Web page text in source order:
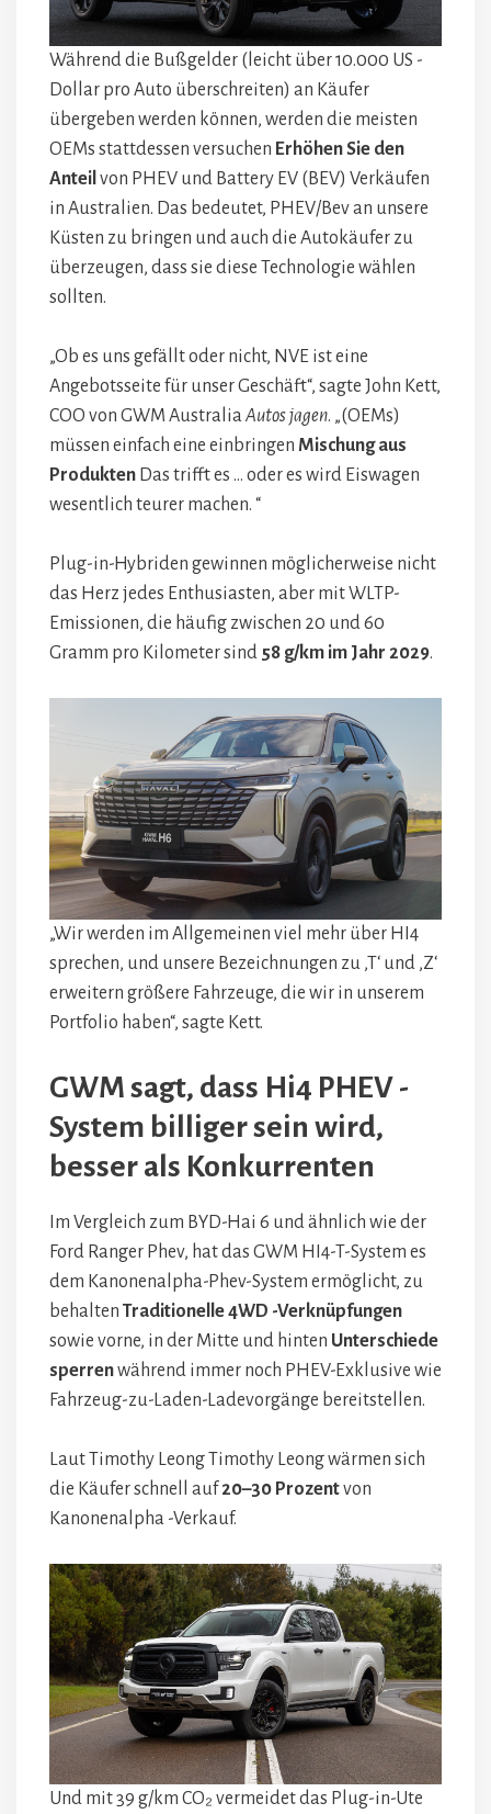
Während die Bußgelder (leicht über 10.000 US -
Dollar pro Auto überschreiten) an Käufer
übergeben werden können, werden die meisten
OEMs stattdessen versuchen Erhöhen Sie den
Anteil von PHEV und Battery EV (BEV) Verkäufen
in Australien. Das bedeutet, PHEV/Bev an unsere
Küsten zu bringen und auch die Autokäufer zu
überzeugen, dass sie diese Technologie wählen
sollten.
„Ob es uns gefällt oder nicht, NVE ist eine
Angebotsseite für unser Geschäft“, sagte John Kett,
COO von GWM AustraliaAutos jagen. „(OEMs)
müssen einfach eine einbringen Mischung aus
Produkten Das trifft es … oder es wird Eiswagen
wesentlich teurer machen. “
Plug-in-Hybriden gewinnen möglicherweise nicht
das Herz jedes Enthusiasten, aber mit WLTP-
Emissionen, die häufig zwischen 20 und 60
Gramm pro Kilometer sind 58 g/km im Jahr 2029.
„Wir werden im Allgemeinen viel mehr über HI4
sprechen, und unsere Bezeichnungen zu ‚T‘ und ‚Z‘
erweitern größere Fahrzeuge, die wir in unserem
Portfolio haben“, sagte Kett.
GWM sagt, dass Hi4 PHEV -
System billiger sein wird,
besser als Konkurrenten
Im Vergleich zum BYD-Hai 6 und ähnlich wie der
Ford Ranger Phev, hat das GWM HI4-T-System es
dem Kanonenalpha-Phev-System ermöglicht, zu
behalten Traditionelle 4WD -Verknüpfungen
sowie vorne, in der Mitte und hinten Unterschiede
sperrenwährend immer noch PHEV-Exklusive wie
Fahrzeug-zu-Laden-Ladevorgänge bereitstellen.
Laut Timothy Leong Timothy Leong wärmen sich
die Käufer schnell auf20–30 Prozentvon
Kanonenalpha -Verkauf.
Und mit 39 g/km CO₂ vermeidet das Plug-in-Ute